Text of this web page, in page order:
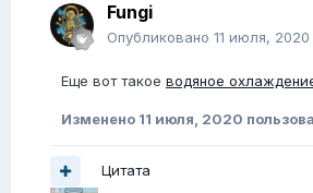
Fungi
Опубликовано 11 июля, 2020
Еще вот такое водяное
Изменено 11 июля, 2020
Цитата